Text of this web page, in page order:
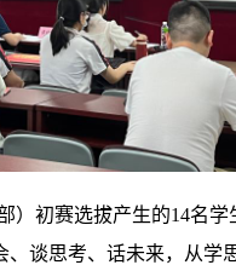
）初赛选拔产生的14名
、谈思考、话未来，从